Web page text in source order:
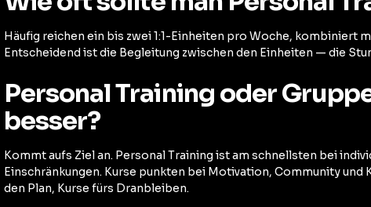
Häufig reichen ein bis zwei 1:1-Einheiten pro Woche, kombiniert
Entscheidend ist die Begleitung zwischen den Einheiten — die
Personal Training oder
besser?
Kommt aufs Ziel an. Personal Training ist am schnellsten bei
Einschränkungen. Kurse punkten bei Motivation, Community und
den Plan, Kurse fürs Dranbleiben.